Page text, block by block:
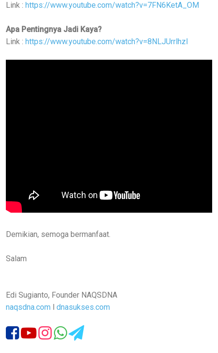
Link : https://www.youtube.com/watch?v=7FN6KetA_OM
Apa Pentingnya Jadi Kaya?
Link : https://www.youtube.com/watch?v=8NLJUrrlhzI
Demikian, semoga bermanfaat.
Salam
Edi Sugianto, Founder NAQSDNA
naqsdna.com l dnasukses.com